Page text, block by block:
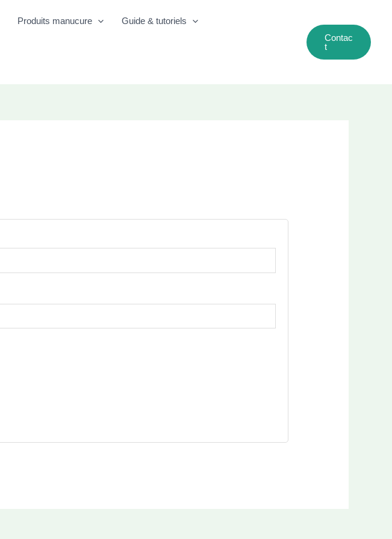
Produits manucure Guide & tutoriels
Contac
T